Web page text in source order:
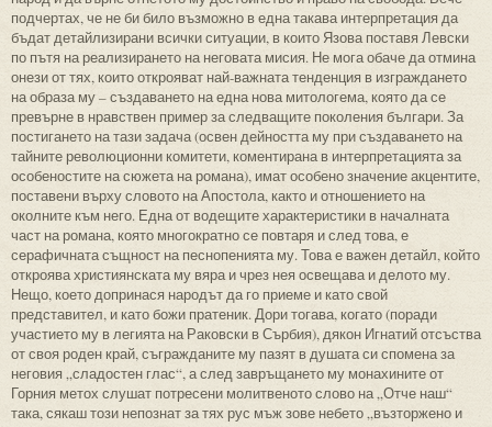
подчертах, че не би било възможно в една такава интерпретация да
бъдат детайлизирани всички ситуации, в които Язова поставя Левски
по пътя на реализирането на неговата мисия. Не мога обаче да отмина
онези от тях, които открояват най-важната тенденция в изграждането
на образа му – създаването на една нова митологема, която да се
превърне в нравствен пример за следващите поколения българи. За
постигането на тази задача (освен дейността му при създаването на
тайните революционни комитети, коментирана в интерпретацията за
особеностите на сюжета на романа), имат особено значение акцентите,
поставени върху словото на Апостола, както и отношението на
околните към него. Една от водещите характеристики в началната
част на романа, която многократно се повтаря и след това, е
серафичната същност на песнопенията му. Това е важен детайл, който
откроява християнската му вяра и чрез нея освещава и делото му.
Нещо, което допринася народът да го приеме и като свой
представител, и като божи пратеник. Дори тогава, когато (поради
участието му в легията на Раковски в Сърбия), дякон Игнатий отсъства
от своя роден край, съгражданите му пазят в душата си спомена за
неговия „сладостен глас“, а след завръщането му монахините от
Горния метох слушат потресени молитвеното слово на „Отче наш“
така, сякаш този непознат за тях рус мъж зове небето „възторжено и